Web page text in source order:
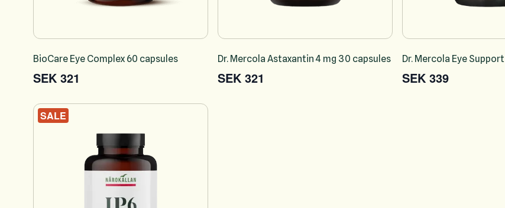
BioCare Eye Complex 60 capsules
SEK 321
Dr. Mercola Astaxantin 4 mg 30 capsules
SEK 321
Dr. Mercola Eye
SEK 339
SALE